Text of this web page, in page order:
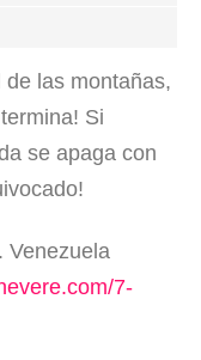
de las montañas,
Si
se apaga con
Venezuela
7-